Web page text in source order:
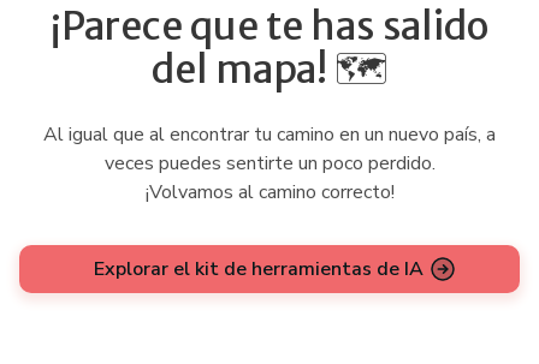
¡Parece que te has salido
del mapa! 🗺️
Al igual que al encontrar tu camino en un nuevo país, a
veces puedes sentirte un poco perdido.
¡Volvamos al camino correcto!
Explorar el kit de herramientas de IA